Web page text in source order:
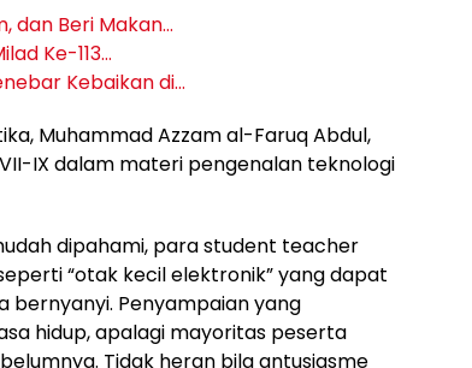
dan Beri Makan…
Ke-113…
Kebaikan di…
Muhammad Azzam al-Faruq Abdul,
IX dalam materi pengenalan teknologi
dipahami, para student teacher
“otak kecil elektronik” yang dapat
Penyampaian yang
hidup, apalagi mayoritas peserta
Tidak heran bila antusiasme